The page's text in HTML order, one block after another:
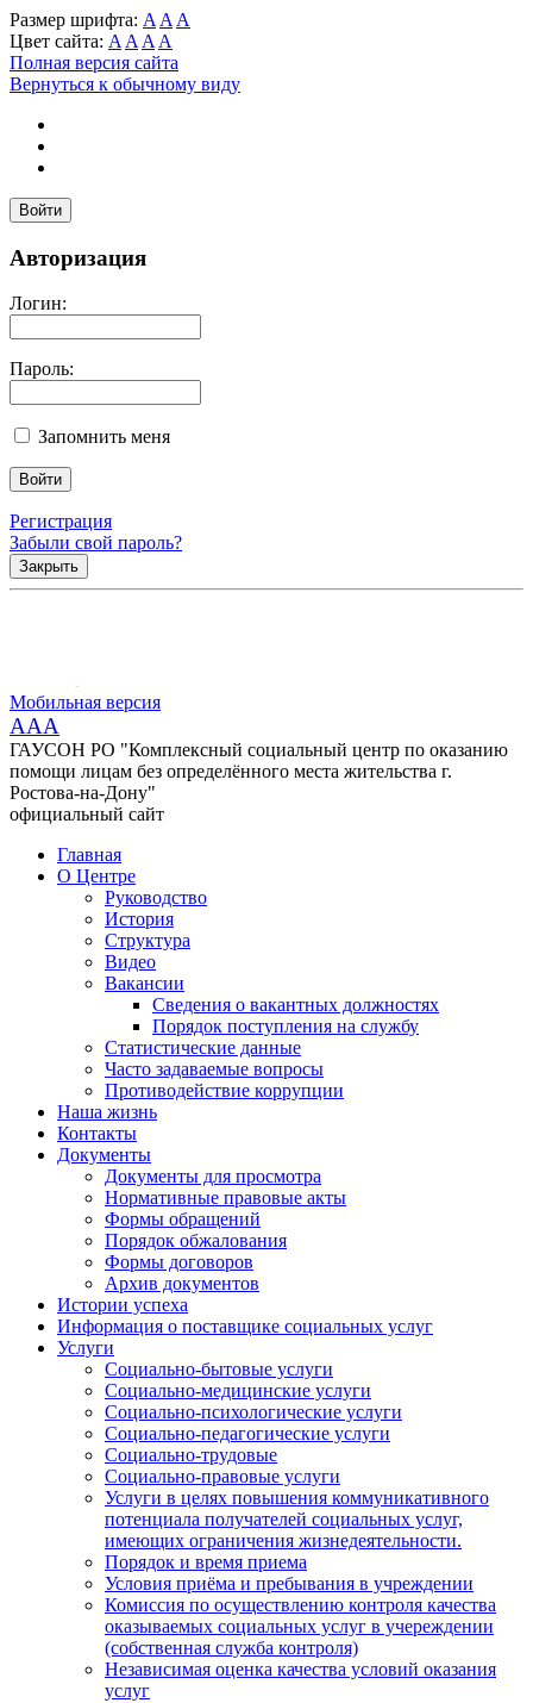
Размер шрифта: A A A
Цвет сайта: A A A A
Полная версия сайта
Вернуться к обычному виду
Войти
Авторизация
Логин:
Пароль:
Запомнить меня
Регистрация
Забыли свой пароль?
Закрыть
Мобильная версия
AAA
ГАУСОН РО "Комплексный социальный центр по оказанию
помощи лицам без определённого места жительства г.
Ростова-на-Дону"
официальный сайт
Главная
О Центре
Руководство
История
Структура
Видео
Вакансии
Сведения о вакантных должностях
Порядок поступления на службу
Статистические данные
Часто задаваемые вопросы
Противодействие коррупции
Наша жизнь
Контакты
Документы
Документы для просмотра
Нормативные правовые акты
Формы обращений
Порядок обжалования
Формы договоров
Архив документов
Истории успеха
Информация о поставщике социальных услуг
Услуги
Социально-бытовые услуги
Социально-медицинские услуги
Социально-психологические услуги
Социально-педагогические услуги
Социально-трудовые
Социально-правовые услуги
Услуги в целях повышения коммуникативного
потенциала получателей социальных услуг,
имеющих ограничения жизнедеятельности.
Порядок и время приема
Условия приёма и пребывания в учреждении
Комиссия по осуществлению контроля качества
оказываемых социальных услуг в учереждении
(собственная служба контроля)
Независимая оценка качества условий оказания
услуг